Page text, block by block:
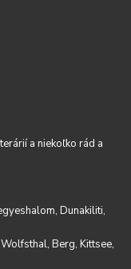
a niekoľko rád a
Dunakiliti,
Berg, Kittsee,